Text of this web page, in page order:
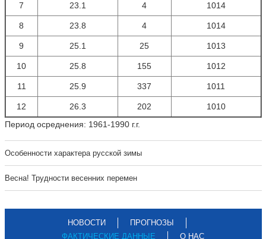
7 23.1 4 1014
8 23.8 4 1014
9 25.1 25 1013
10 25.8 155 1012
11 25.9 337 1011
12 26.3 202
1010
Период осреднения: 1961-1990 г.г.
Особенности характера русской зимы
Весна! Трудности весенних перемен
НОВОСТИ
ПРОГНОЗЫ
ФАКТИЧЕСКИЕ ДАННЫЕ
О НАС